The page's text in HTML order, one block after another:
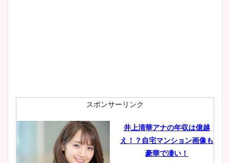
肉も凄い！
鈴木唯の太ってた時の体重が
ヤバすぎww原因や痩せたダ
スポンサーリンク
井上清華アナの年収は億越
え！？自宅マンション画像も
豪華で凄い！